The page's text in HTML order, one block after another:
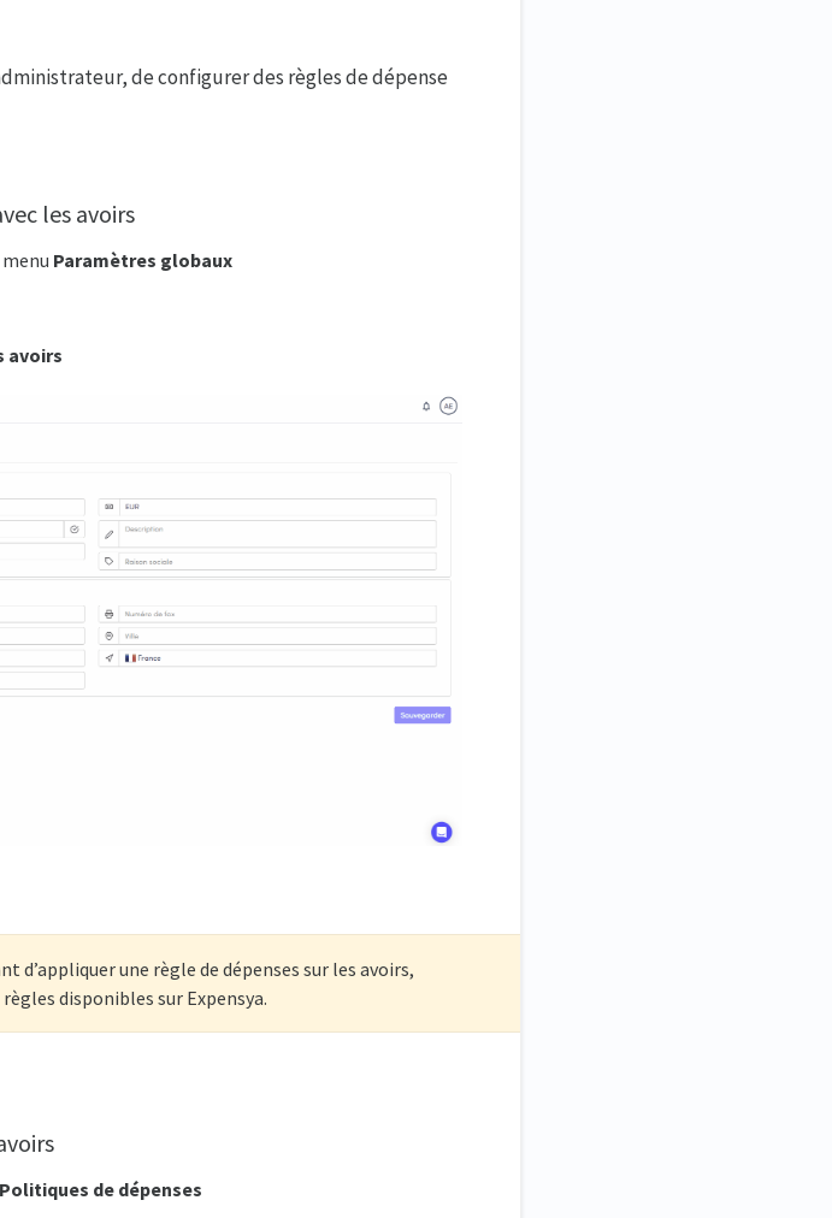
de configurer des règles de dépense
les avoirs
Paramètres globaux
avoirs
une règle de dépenses sur les avoirs,
disponibles sur Expensya.
Politiques de dépenses